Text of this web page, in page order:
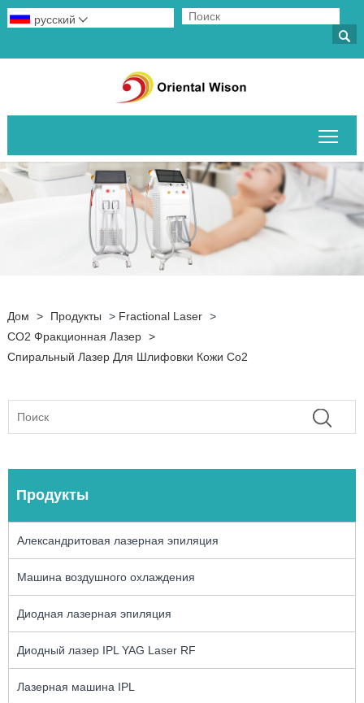

русский 
Дом > Продукты > Fractional Laser >
CO2 Фракционная Лазер >
Спиральный Лазер Для Шлифовки Кожи Co2
Продукты
Александритовая лазерная эпиляция
Машина воздушного охлаждения
Диодная лазерная эпиляция
Диодный лазер IPL YAG Laser RF
Лазерная машина IPL